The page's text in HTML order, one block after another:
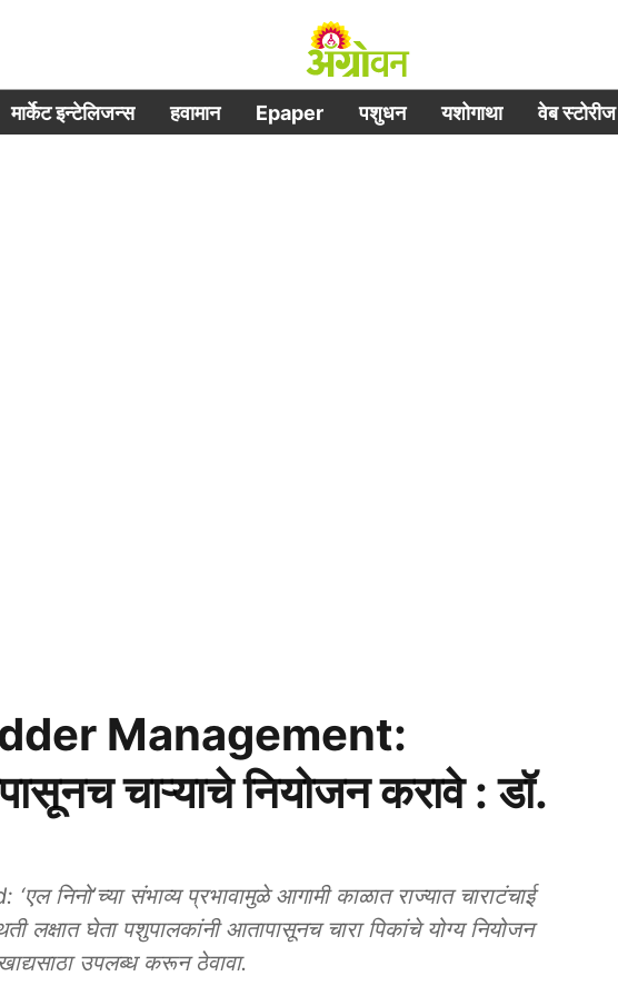
मार्केट इन्टेलिजन्स हवामान Epaper पशुधन यशोगाथा वेब स्टोरीज
Management:
चाऱ्याचे नियोजन करावे : डॉ.
संभाव्य प्रभावामुळे आगामी काळात राज्यात चाराटंचाई
लक्षात घेता पशुपालकांनी आतापासूनच चारा पिकांचे योग्य नियोजन
उपलब्ध करून ठेवावा.